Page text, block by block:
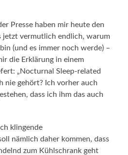
Presse haben mir heute den
jetzt vermutlich endlich, warum
(und es immer noch werde) –
die Erklärung in einem
„Nocturnal Sleep-related
nie gehört? Ich vorher auch
dass ich ihm das auch
klingende
nämlich daher kommen, dass
zum Kühlschrank geht